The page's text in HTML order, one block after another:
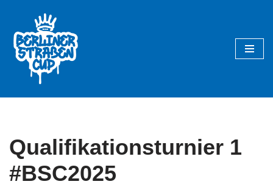
Zum
Inhalt
springen
Qualifikationsturnier 1
#BSC2025